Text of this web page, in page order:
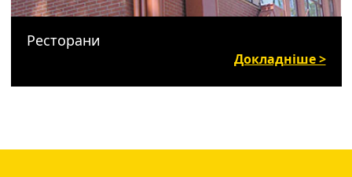
Ресторани
Докладніше >